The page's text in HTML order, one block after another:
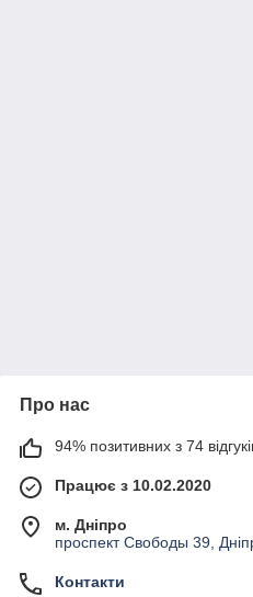
Про нас
94% позитивних з 74
Працює з 10.02.2020
м. Дніпро
проспект Свободы 39,
Контакти